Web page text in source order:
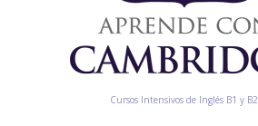
Cursos Intensivos de Inglés B1 y B2